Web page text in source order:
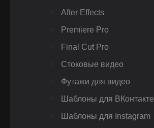
After Effects
Premiere Pro
Final Cut Pro
Стоковые видео
Футажи для видео
Шаблоны для ВКонтакте
Шаблоны для Instagram